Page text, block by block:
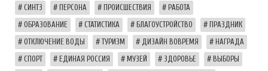
СИНТЗ ПЕРСОНА ПРОИСШЕСТВИЯ РАБОТА
ОБРАЗОВАНИЕ СТАТИСТИКА БЛАГОУСТРОЙСТВО ПРАЗДНИК
ОТКЛЮЧЕНИЕ ВОДЫ ТУРИЗМ ДИЗАЙН ВОВРЕМЯ НАГРАДА
СПОРТ ЕДИНАЯ РОССИЯ МУЗЕЙ ЗДОРОВЬЕ ВЫБОРЫ